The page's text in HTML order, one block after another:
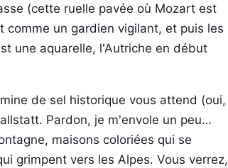
(cette ruelle pavée où Mozart est
un gardien vigilant, et puis les
une aquarelle, l'Autriche en début
de sel historique vous attend (oui,
Pardon, je m'envole un peu…
maisons coloriées qui se
grimpent vers les Alpes. Vous verrez,